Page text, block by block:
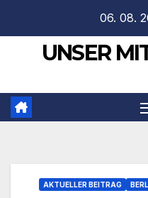
springen
06. 08.
UNSER
AKTUELLER BEITRAG